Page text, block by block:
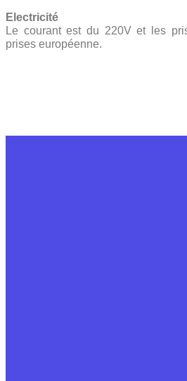
Electricité
Le courant est du 220V et les
prises européenne.